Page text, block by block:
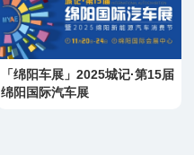
「绵阳车展」2025城记·第15届
绵阳国际汽车展